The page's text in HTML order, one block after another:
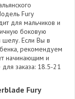
Fury
для мальчиков и
боковую
Если Вы в
рекомендуем
начинающим и
заказа: 18.5-21
Fury